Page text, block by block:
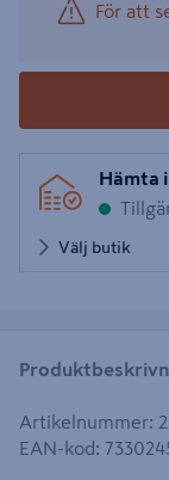
För att
Hämta
Välj butik
Artikelnummer:
EAN-kod: